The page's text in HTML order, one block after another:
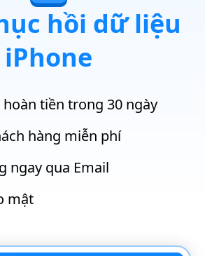
hồi dữ liệu
iPhone
tiền trong 30 ngày
hàng miễn phí
ngay qua Email
mật